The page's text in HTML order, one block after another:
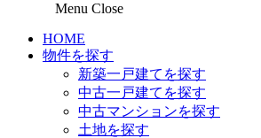
Menu Close
HOME
物件を探す
新築一戸建てを探す
中古一戸建てを探す
中古マンションを探す
土地を探す